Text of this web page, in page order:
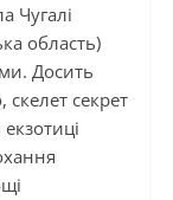
Чугалі
область)
Досить
секрет